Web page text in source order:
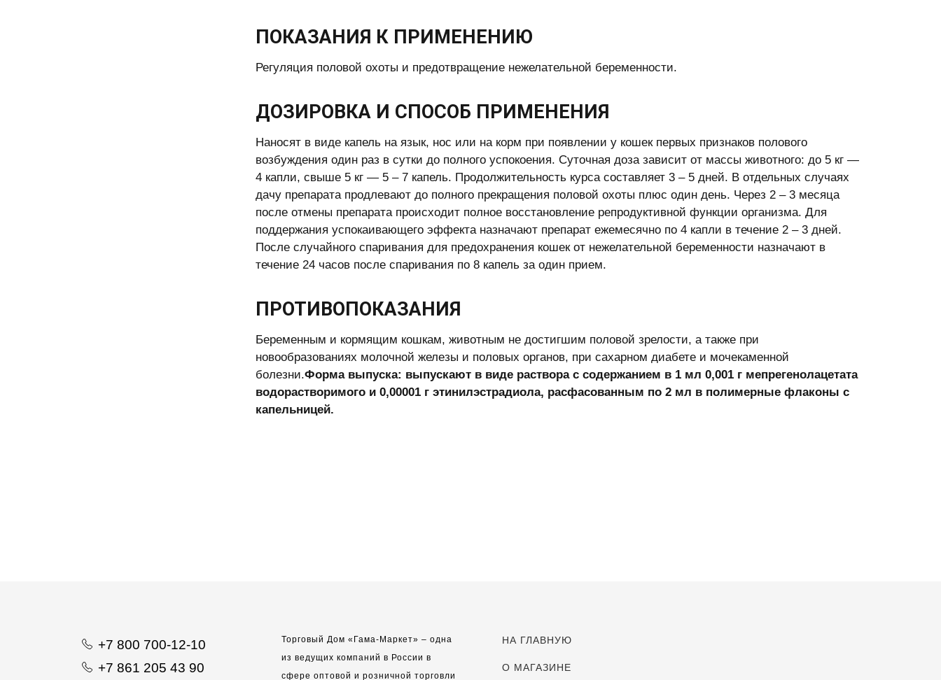
ПОКАЗАНИЯ К ПРИМЕНЕНИЮ
Регуляция половой охоты и предотвращение нежелательной беременности.
ДОЗИРОВКА И СПОСОБ ПРИМЕНЕНИЯ
Наносят в виде капель на язык, нос или на корм при появлении у кошек первых признаков полового
возбуждения один раз в сутки до полного успокоения. Суточная доза зависит от массы животного: до 5 кг —
4 капли, свыше 5 кг — 5 – 7 капель. Продолжительность курса составляет 3 – 5 дней. В отдельных случаях
дачу препарата продлевают до полного прекращения половой охоты плюс один день. Через 2 – 3 месяца
после отмены препарата происходит полное восстановление репродуктивной функции организма. Для
поддержания успокаивающего эффекта назначают препарат ежемесячно по 4 капли в течение 2 – 3 дней.
После случайного спаривания для предохранения кошек от нежелательной беременности назначают в
течение 24 часов после спаривания по 8 капель за один прием.
ПРОТИВОПОКАЗАНИЯ
Беременным и кормящим кошкам, животным не достигшим половой зрелости, а также при
новообразованиях молочной железы и половых органов, при сахарном диабете и мочекаменной
болезни.Форма выпуска: выпускают в виде раствора с содержанием в 1 мл 0,001 г мепрегенолацетата
водорастворимого и 0,00001 г этинилэстрадиола, расфасованным по 2 мл в полимерные флаконы с
капельницей.
+7 800 700-12-10
+7 861 205 43 90
Торговый Дом «Гама-Маркет» – одна
из ведущих компаний в России в
сфере оптовой и розничной торговли
НА ГЛАВНУЮ
О МАГАЗИНЕ